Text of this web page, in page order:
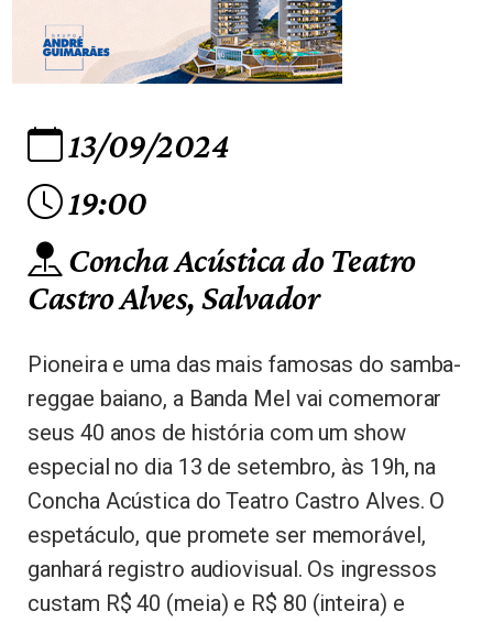
13/09/2024
19:00
Concha Acústica do Teatro
Castro Alves, Salvador
Pioneira e uma das mais famosas do samba-
reggae baiano, a Banda Mel vai comemorar
seus 40 anos de história com um show
especial no dia 13 de setembro, às 19h, na
Concha Acústica do Teatro Castro Alves. O
espetáculo, que promete ser memorável,
ganhará registro audiovisual. Os ingressos
custam R$ 40 (meia) e R$ 80 (inteira) e